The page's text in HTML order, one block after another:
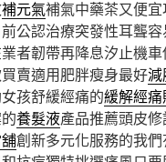
補元氣補氣中藥茶又便
公認治療突發性耳聾
者韌帶再降息汐止機
賣適用肥胖瘦身最好減
孩舒緩經痛的緩解經痛
養髮液產品推薦頭皮
創新多元化服務的我